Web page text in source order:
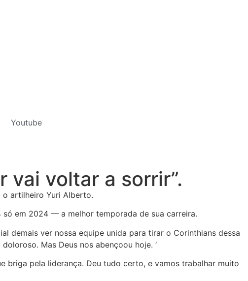
Youtube
vai voltar a sorrir”.
o artilheiro Yuri Alberto.
em 2024 — a melhor temporada de sua carreira.
demais ver nossa equipe unida para tirar o Corinthians dessa
Mas Deus nos abençoou hoje. ‘
briga pela liderança. Deu tudo certo, e vamos trabalhar muito